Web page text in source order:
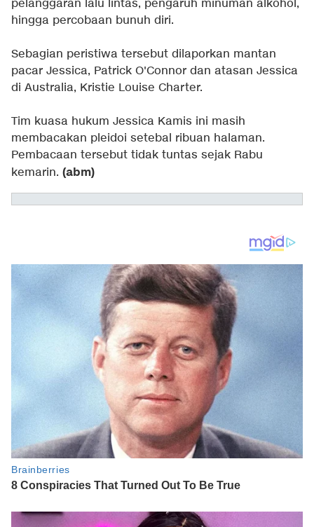
pelanggaran lalu lintas, pengaruh minuman alkohol,
hingga percobaan bunuh diri.
Sebagian peristiwa tersebut dilaporkan mantan
pacar Jessica, Patrick O'Connor dan atasan Jessica
di Australia, Kristie Louise Charter.
Tim kuasa hukum Jessica Kamis ini masih
membacakan pleidoi setebal ribuan halaman.
Pembacaan tersebut tidak tuntas sejak Rabu
kemarin. (abm)